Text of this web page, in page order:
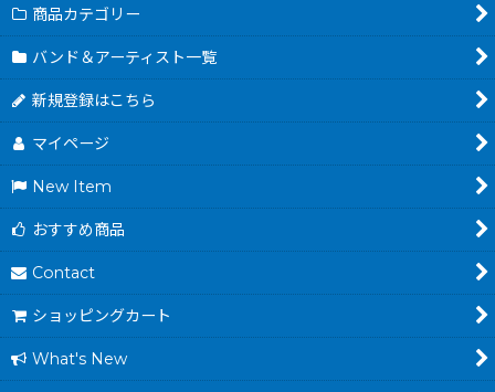
商品カテゴリー
バンド＆アーティスト一覧
新規登録はこちら
マイページ
New Item
おすすめ商品
Contact
ショッピングカート
What's New